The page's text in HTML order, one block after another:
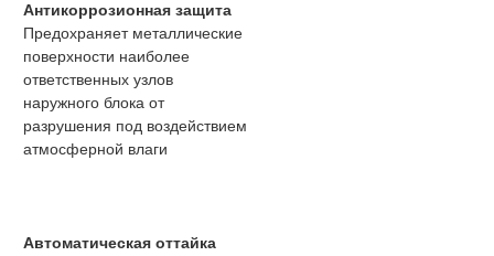
Антикоррозионная защита
Предохраняет металлические
поверхности наиболее
ответственных узлов
наружного блока от
разрушения под воздействием
атмосферной влаги
Автоматическая оттайка